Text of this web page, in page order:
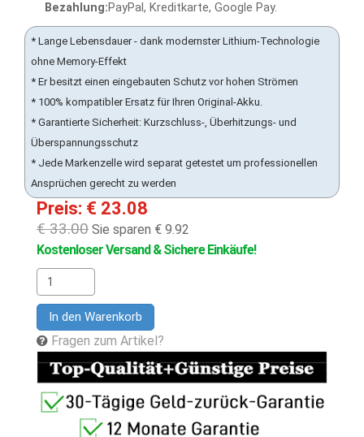
Bezahlung:PayPal, Kreditkarte, Google Pay.
* Lange Lebensdauer - dank modernster Lithium-Technologie
ohne Memory-Effekt
* Er besitzt einen eingebauten Schutz vor hohen Strömen
* 100% kompatibler Ersatz für Ihren Original-Akku.
* Garantierte Sicherheit: Kurzschluss-, Überhitzungs- und
Überspannungsschutz
* Jede Markenzelle wird separat getestet um professionellen
Ansprüchen gerecht zu werden
Preis: € 23.08
€ 33.00 Sie sparen € 9.92
Kostenloser Versand & Sichere Einkäufe!
In den Warenkorb
Fragen zum Artikel?